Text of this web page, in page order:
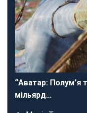
“Аватар: Полум’я
мільярд…